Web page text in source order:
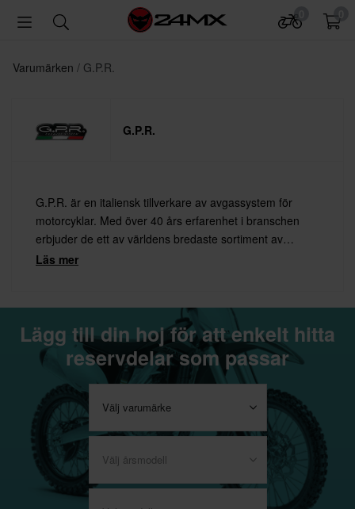
Varumärken G.P.R.
G.P.R.
G.P.R. är en italiensk tillverkare av avgassystem för
motorcyklar. Med över 40 års erfarenhet i branschen
erbjuder de ett av världens bredaste sortiment av
ljuddämpare och helsystem. Alla produkter tillverkas
Läs mer
Lägg till din hoj för att enkelt hitta
reservdelar som passar
Välj varumärke
Välj årsmodell